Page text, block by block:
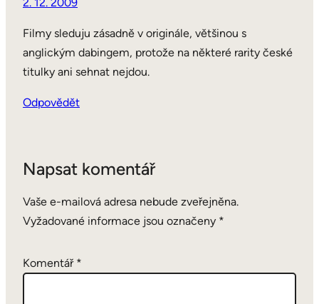
Filmy sleduju zásadně v originále, většinou s
anglickým dabingem, protože na některé rarity české
titulky ani sehnat nejdou.
Odpovědět
Napsat komentář
Vaše e-mailová adresa nebude zveřejněna.
Vyžadované informace jsou označeny *
Komentář *